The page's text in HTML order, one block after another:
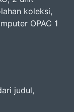
koleksi,
OPAC 1
judul,